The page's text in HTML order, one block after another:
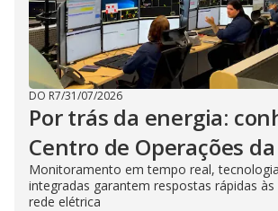
DO R7/31/07/2026
Por trás da energia:
Centro de Operações
Monitoramento em tempo real,
integradas garantem respostas rápidas
rede elétrica